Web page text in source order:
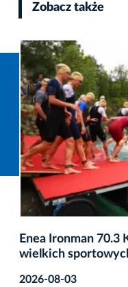
Zobacz także
Enea Ironman 70.3
wielkich
2026-08-03